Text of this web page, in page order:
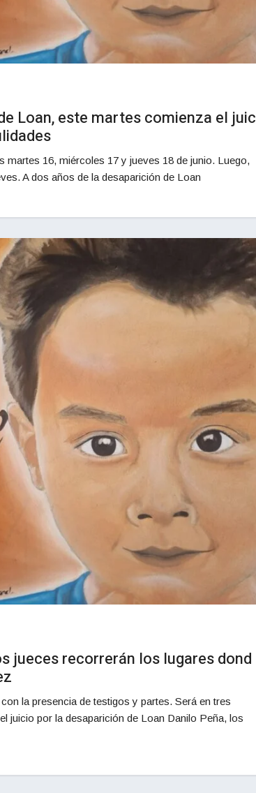
Loan, este martes comienza el juic
martes 16, miércoles 17 y jueves 18 de junio. Luego,
A dos años de la desaparición de Loan
jueces recorrerán los lugares dond
la presencia de testigos y partes. Será en tres
juicio por la desaparición de Loan Danilo Peña, los